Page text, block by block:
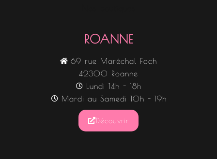
ROANNE
69 rue Maréchal Foch
42300 Roanne
Lundi 14h - 18h
Mardi au Samedi 10h - 19h
Découvrir